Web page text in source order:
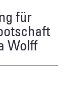
für
Wolff